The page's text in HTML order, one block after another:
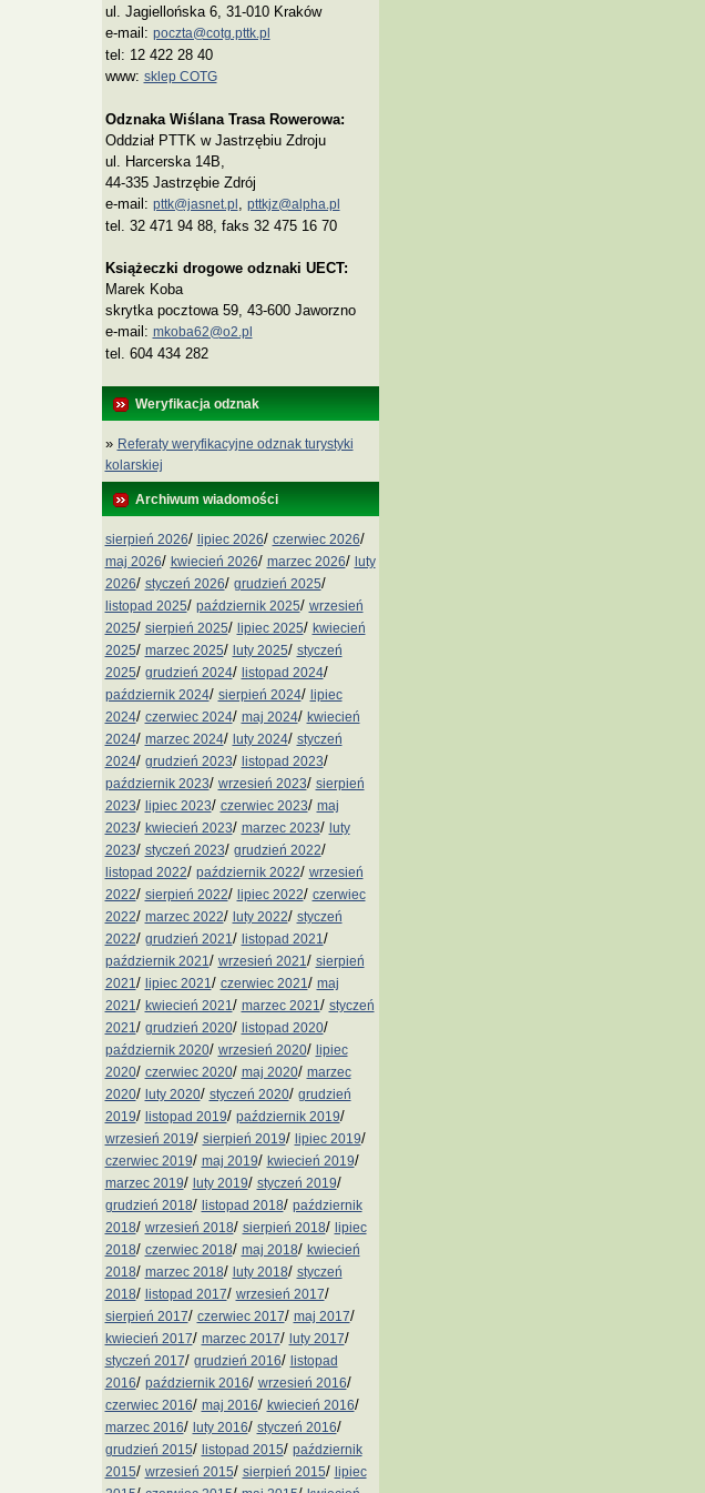
ul. Jagiellońska 6, 31-010 Kraków
e-mail: poczta@cotg.pttk.pl
tel: 12 422 28 40
www: sklep COTG
Odznaka Wiślana Trasa Rowerowa:
Oddział PTTK w Jastrzębiu Zdroju
ul. Harcerska 14B,
44-335 Jastrzębie Zdrój
e-mail: pttk@jasnet.pl pttkjz@alpha.pl
tel. 32 471 94 88, faks 32 475 16 70
Książeczki drogowe odznaki UECT:
Marek Koba
skrytka pocztowa 59, 43-600 Jaworzno
e‑mail: mkoba62@o2.pl
tel. 604 434 282
Weryfikacja odznak
» Referaty weryfikacyjne odznak turystyki
kolarskiej
Archiwum wiadomości
sierpień 2026/ lipiec 2026/ czerwiec 2026/
maj 2026/ kwiecień 2026/ marzec 2026/ luty
2026/ styczeń 2026/ grudzień 2025/
listopad 2025/ październik 2025/ wrzesień
2025/ sierpień 2025/ lipiec 2025/ kwiecień
2025/ marzec 2025/ luty 2025/ styczeń
2025/ grudzień 2024/ listopad 2024/
październik 2024/ sierpień 2024/ lipiec
2024/ czerwiec 2024/ maj 2024/ kwiecień
2024/ marzec 2024/ luty 2024/ styczeń
2024/ grudzień 2023/ listopad 2023/
październik 2023/ wrzesień 2023/ sierpień
2023/ lipiec 2023/ czerwiec 2023/ maj
2023/ kwiecień 2023/ marzec 2023/ luty
2023/ styczeń 2023/ grudzień 2022/
listopad 2022/ październik 2022/ wrzesień
2022/ sierpień 2022/ lipiec 2022/ czerwiec
2022/ marzec 2022/ luty 2022/ styczeń
2022/ grudzień 2021 / listopad 2021 /
październik 2021 / wrzesień 2021 / sierpień
2021 / lipiec 2021 / czerwiec 2021 / maj
2021 / kwiecień 2021 / marzec 2021 / styczeń
2021 / grudzień 2020/ listopad 2020/
październik 2020/ wrzesień 2020/ lipiec
2020/ czerwiec 2020/ maj 2020/ marzec
2020/ luty 2020/ styczeń 2020/ grudzień
2019/ listopad 2019/ październik 2019/
wrzesień 2019/ sierpień 2019/ lipiec 2019/
czerwiec 2019/ maj 2019/ kwiecień 2019/
marzec 2019/ luty 2019/ styczeń 2019/
grudzień 2018/ listopad 2018/ październik
2018/ wrzesień 2018/ sierpień 2018/ lipiec
2018/ czerwiec 2018/ maj 2018/ kwiecień
2018/ marzec 2018/ luty 2018/ styczeń
2018/ listopad 2017/ wrzesień 2017/
sierpień 2017/ czerwiec 2017/ maj 2017/
kwiecień 2017/ marzec 2017/ luty 2017/
styczeń 2017/ grudzień 2016/ listopad
2016/ październik 2016/ wrzesień 2016/
czerwiec 2016/ maj 2016/ kwiecień 2016/
marzec 2016/ luty 2016/ styczeń 2016/
grudzień 2015/ listopad 2015/ październik
2015/ wrzesień 2015/ sierpień 2015/ lipiec